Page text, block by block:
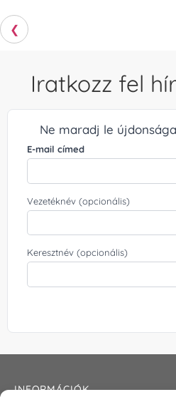
❮
Iratkozz fel
Ne maradj le
E-mail címed
Vezetéknév (opcionális)
Keresztnév (opcionális)
INFORMÁCIÓK